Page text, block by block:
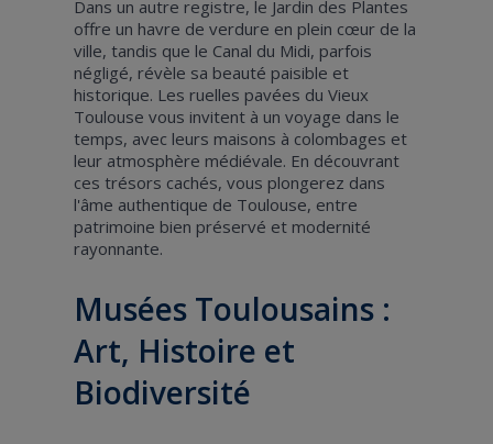
Dans un autre registre, le Jardin des Plantes
offre un havre de verdure en plein cœur de la
ville, tandis que le Canal du Midi, parfois
négligé, révèle sa beauté paisible et
historique. Les ruelles pavées du Vieux
Toulouse vous invitent à un voyage dans le
temps, avec leurs maisons à colombages et
leur atmosphère médiévale. En découvrant
ces trésors cachés, vous plongerez dans
l'âme authentique de Toulouse, entre
patrimoine bien préservé et modernité
rayonnante.
Musées Toulousains :
Art, Histoire et
Biodiversité